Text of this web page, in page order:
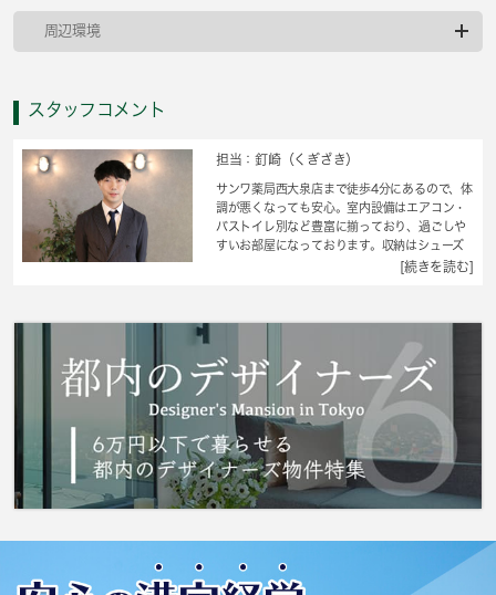
周辺環境
スタッフコメント
担当：釘崎（くぎざき）
サンワ薬局西大泉店まで徒歩4分にあるので、体
調が悪くなっても安心。室内設備はエアコン・
バストイレ別など豊富に揃っており、過ごしや
すいお部屋になっております。収納はシューズ
ボックス・クロゼットなど豊富なので、衣類や
お考えの方におすすめなのが、こちらのアパー
日々を充実させてください。快適な暮らしをす
るなら、練馬区の西武池袋線保谷駅エリア近辺
でしょう。こだわり等を、 城南コミュニティ
まで遠慮なくお申し付けください。
[続きを読む]